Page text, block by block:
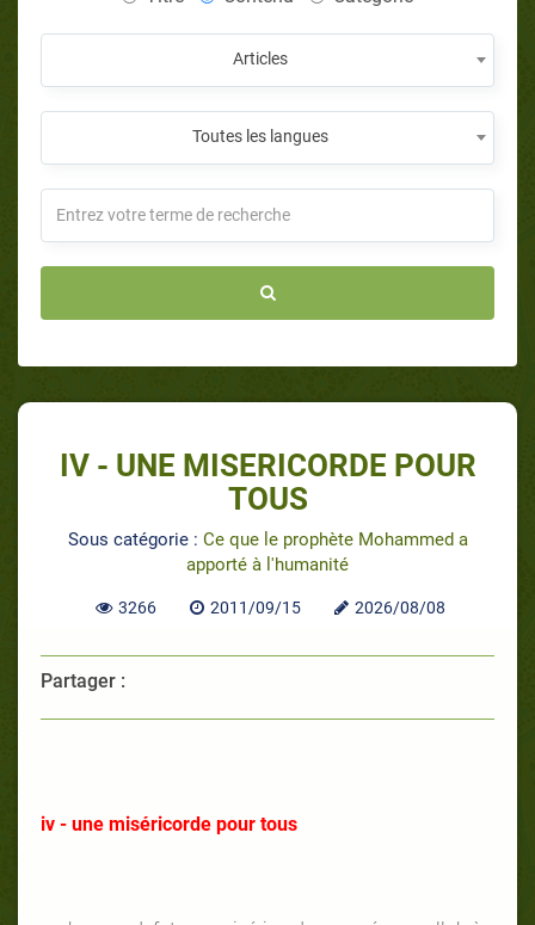
Articles
Toutes les langues
IV - UNE MISERICORDE POUR
TOUS
Sous catégorie : Ce que le prophète Mohammed a
apporté à l'humanité
3266 2011/09/15 2026/08/08
Partager :
iv - une miséricorde pour tous